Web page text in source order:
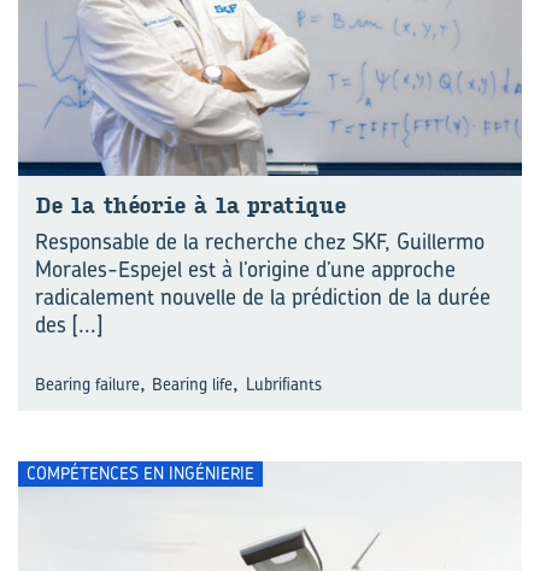
De la théo­rie à la pra­tique
Responsable de la recherche chez SKF, Guillermo
Morales-Espejel est à l’origine d’une approche
radicalement nouvelle de la prédiction de la durée
des [...]
Bearing failure, Bearing life, Lubrifiants
COMPÉTENCES EN INGÉNIERIE